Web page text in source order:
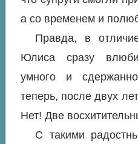
а со временем и
Правда, в
Юлиса сразу
умного и
теперь, после двух
Нет! Две
С такими